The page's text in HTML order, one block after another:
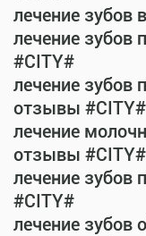
лечение зубов
лечение зубов
#CITY#
лечение
отзывы #CITY#
лечение
отзывы #CITY#
лечение зубов
#CITY#
лечение зубов